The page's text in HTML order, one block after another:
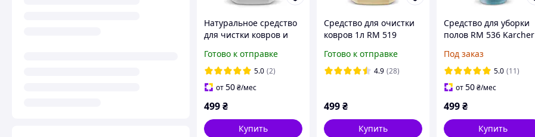
Натуральное средство
для чистки ковров и
519 Karcher 6.296-237.0
Готово к отправке
5.0 (2)
от50₴/мес
499₴
Купить
Средство для очистки
ковров 1л RM 519
Готово к отправке
4.9 (28)
499₴
Купить
Средство для уборки
полов RM 536 Karcher
Под заказ
5.0 (11)
от50₴/мес
499₴
Купить